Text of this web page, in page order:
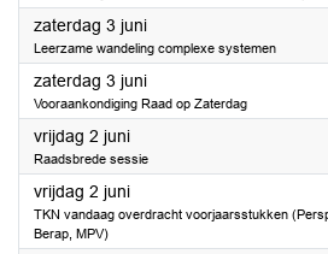
zaterdag 3 juni2023
Leerzame wandeling complexe systemen
zaterdag 3 juni2023
Vooraankondiging Raad op Zaterdag
vrijdag 2 juni2023
Raadsbrede sessie
vrijdag 2 juni2023
TKN vandaag overdracht voorjaarsstukken
Berap, MPV)